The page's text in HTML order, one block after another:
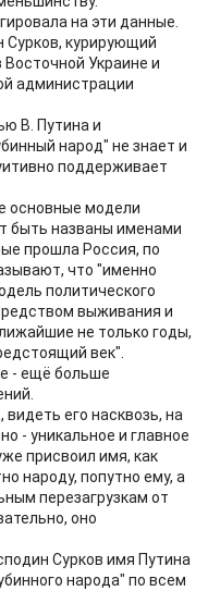
на эти данные.
Сурков, курирующий
Украине и
администрации
В. Путина и
народ" не знает и
поддерживает
основные модели
быть названы именами
прошла Россия, по
что "именно
политического
выживания и
не только годы,
век".
- ещё больше
его насквозь, на
- уникальное и главное
присвоил имя, как
народу, попутно ему, а
перезагрузкам от
оно
Сурков имя Путина
народа" по всем